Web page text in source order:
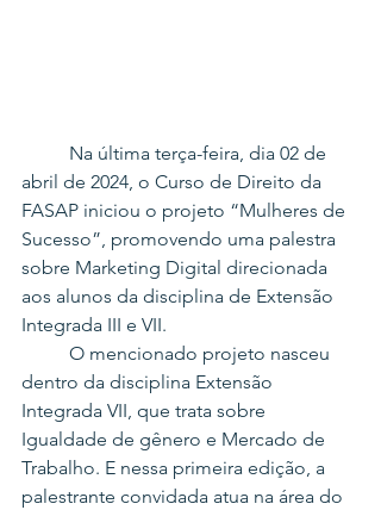
abril de 2024, o Curso de Direito da
FASAP iniciou o projeto “Mulheres de
Sucesso”, promovendo uma palestra
sobre Marketing Digital direcionada
aos alunos da disciplina de Extensão
Integrada III e VII.
dentro da disciplina Extensão
Integrada VII, que trata sobre
Igualdade de gênero e Mercado de
Trabalho. E nessa primeira edição, a
palestrante convidada atua na área do